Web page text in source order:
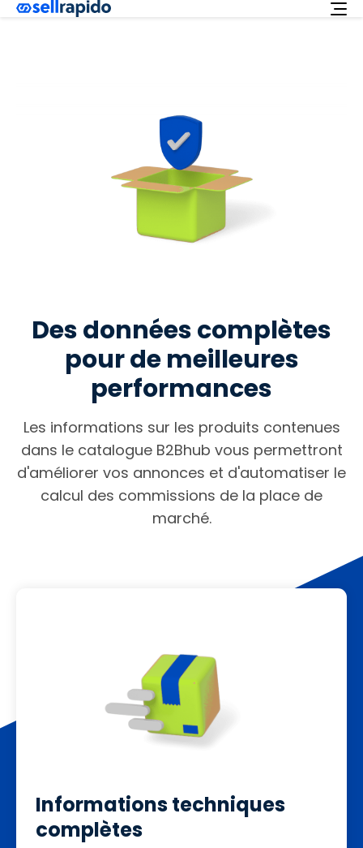
Des données complètes
pour de meilleures
performances
Les informations sur les produits contenues
dans le catalogue B2Bhub vous permettront
d'améliorer vos annonces et d'automatiser le
calcul des commissions de la place de
marché.
Informations techniques
complètes